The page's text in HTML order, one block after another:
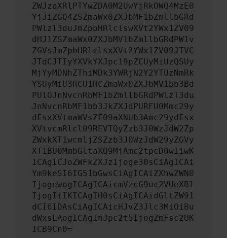
ZWJzaXRlPTYwZDA0M2UwYjRkOWQ4MzE0
YjJiZGQ4ZSZmaWx0ZXJbMF1bZmllbGRd
PWlzT3duJmZpbHRlclswXVt2YWx1ZV09
dHJ1ZSZmaWx0ZXJbMV1bZmllbGRdPW1v
ZGVsJmZpbHRlclsxXVt2YWx1ZV09JTVC
JTdCJTIyYXVkYXJpc19pZCUyMiUzQSUy
MjYyMDNhZThiMDk3YWRjN2Y2YTUzNmRk
YSUyMiU3RCU1RCZmaWx0ZXJbMV1bb3Bd
PUlOJnNvcnRbMF1bZmllbGRdPWlzT3du
JnNvcnRbMF1bb3JkZXJdPURFU0Mmc29y
dFsxXVtmaWVsZF09aXNUb3Amc29ydFsx
XVtvcmRlcl09REVTQyZzb3J0WzJdW2Zp
ZWxkXT1wcmljZSZzb3J0WzJdW29yZGVy
XT1BU0MmbGltaXQ9MjAmc2tpcD0wIiwK
ICAgICJoZWFkZXJzIjoge30sCiAgICAi
Ym9keSI6IG51bGwsCiAgICAiZXhwZWN0
IjogewogICAgICAicmVzcG9uc2VUeXBl
IjogIiIKICAgIH0sCiAgICAidGltZW91
dCI6IDAsCiAgICAicHJvZ3Jlc3MiOiBu
dWxsLAogICAgInJpc2t5IjogZmFsc2UK
ICB9Cn0=